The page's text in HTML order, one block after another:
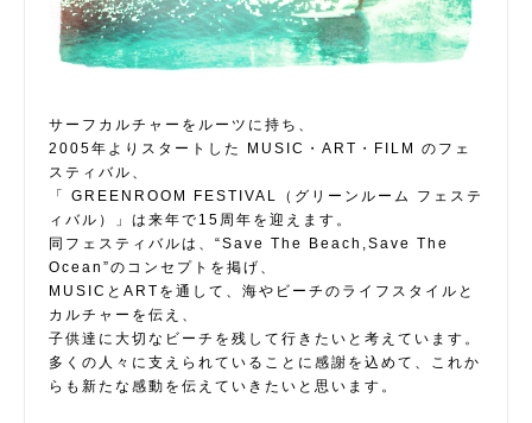
サーフカルチャーをルーツに持ち、
2005年よりスタートした MUSIC・ART・FILM のフェ
スティバル、
「 GREENROOM FESTIVAL（グリーンルーム フェステ
ィバル）」は来年で15周年を迎えます。
同フェスティバルは、“Save The Beach,Save The
Ocean”のコンセプトを掲げ、
MUSICとARTを通して、海やビーチのライフスタイルと
カルチャーを伝え、
子供達に大切なビーチを残して行きたいと考えています。
多くの人々に支えられていることに感謝を込めて、これか
らも新たな感動を伝えていきたいと思います。